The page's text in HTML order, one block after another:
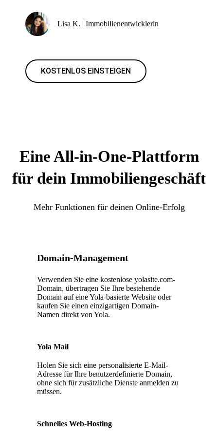
Lisa K. | Immobilienentwicklerin
KOSTENLOS EINSTEIGEN
Eine All-in-One-Plattform
für dein Immobiliengeschäft
Mehr Funktionen für deinen Online-Erfolg
Domain-Management
Verwenden Sie eine kostenlose yolasite.com-
Domain, übertragen Sie Ihre bestehende
Domain auf eine Yola-basierte Website oder
kaufen Sie einen einzigartigen Domain-
Namen direkt von Yola.
Yola Mail
Holen Sie sich eine personalisierte E-Mail-
Adresse für Ihre benutzerdefinierte Domain,
ohne sich für zusätzliche Dienste anmelden zu
müssen.
Schnelles Web-Hosting